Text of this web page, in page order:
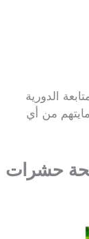
الدورية
من أي
حشرات